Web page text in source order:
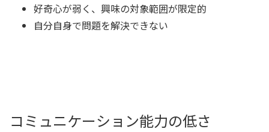
好奇心が弱く、興味の対象範囲が限定的
自分自身で問題を解決できない
コミュニケーション能力の低さ